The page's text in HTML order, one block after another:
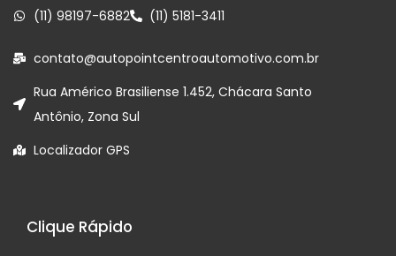
(11) 98197-6882 (11) 5181-3411
contato@autopointcentroautomotivo.com.br
Rua Américo Brasiliense 1.452, Chácara Santo
Antônio, Zona Sul
Localizador GPS
Clique Rápido